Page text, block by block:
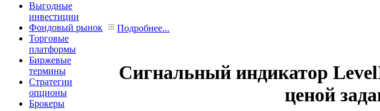
Выгодные
инвестиции
Фондовый рынок
Торговые
платформы
Биржевые
термины
Стратегии
опционы
Брокеры
Подробнее...
Сигнальный индикатор
ценой